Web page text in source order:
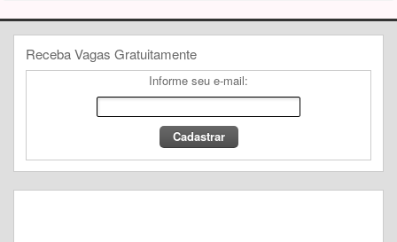
Receba Vagas Gratuitamente
Informe seu e-mail: